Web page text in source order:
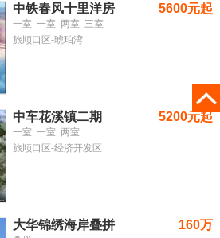
中铁春风十里洋房 5600元起
一室一室两室 三室
旅顺口区-琥珀湾
中车花溪镇二期 5200元起
一室一室两室
旅顺口区-经济开发区
大华锦绣海岸叠拼 160万